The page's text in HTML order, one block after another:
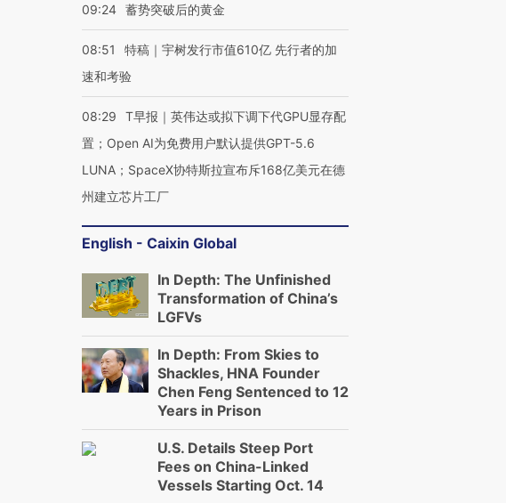
09:24 蓄势突破后的黄金
08:51
特稿｜宇树发行市值610亿 先行者的加
速和考验
08:29
T早报｜英伟达或拟下调下代GPU显存配
置；Open AI为免费用户默认提供GPT-5.6
LUNA；SpaceX协特斯拉宣布斥168亿美元在德
州建立芯片工厂
English - Caixin Global
In Depth: The Unfinished
Transformation of China’s
LGFVs
In Depth: From Skies to
Shackles, HNA Founder
Chen Feng Sentenced to 12
Years in Prison
U.S. Details Steep Port
Fees on China-Linked
Vessels Starting Oct. 14